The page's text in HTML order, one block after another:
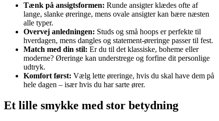
Tænk på ansigtsformen: Runde ansigter klædes ofte af
lange, slanke øreringe, mens ovale ansigter kan bære næsten
alle typer.
Overvej anledningen: Studs og små hoops er perfekte til
hverdagen, mens dangles og statement-øreringe passer til fest.
Match med din stil: Er du til det klassiske, boheme eller
moderne? Øreringe kan understrege og forfine dit personlige
udtryk.
Komfort først: Vælg lette øreringe, hvis du skal have dem på
hele dagen – især hvis du har sarte ører.
Et lille smykke med stor betydning